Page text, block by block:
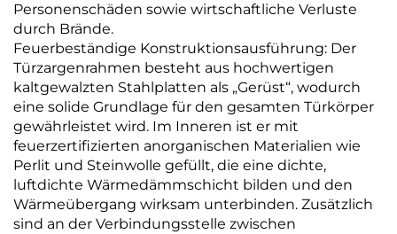
Personenschäden sowie wirtschaftliche Verluste
durch Brände.
Feuerbeständige Konstruktionsausführung: Der
Türzargenrahmen besteht aus hochwertigen
kaltgewalzten Stahlplatten als „Gerüst“, wodurch
eine solide Grundlage für den gesamten Türkörper
gewährleistet wird. Im Inneren ist er mit
feuerzertifizierten anorganischen Materialien wie
Perlit und Steinwolle gefüllt, die eine dichte,
luftdichte Wärmedämmschicht bilden und den
Wärmeübergang wirksam unterbinden. Zusätzlich
sind an der Verbindungsstelle zwischen